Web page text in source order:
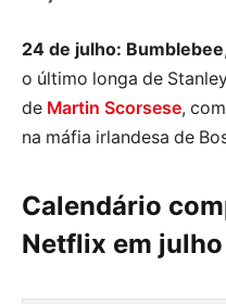
24 de julho: Bumblebee,
o último longa de
de Martin Scorsese,
na máfia irlandesa de
Calendário
Netflix em